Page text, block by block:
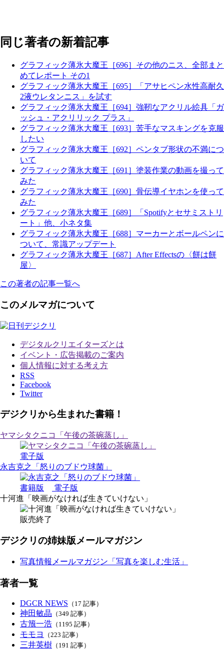
同じ著者の新着記事
グラフィック薄氷大魔王［696］その他のニス、全部まと
めてレポート その1
グラフィック薄氷大魔王［695］「アサヒペン水性高耐久
2液ウレタンニス」を試す
グラフィック薄氷大魔王［694］強靭なアクリル絵具「ガ
ッシュ・アクリリック プラス」
グラフィック薄氷大魔王［693］苦手なマスキングを克服
したい
グラフィック薄氷大魔王［692］ペンタブ形状の不満につ
いて
グラフィック薄氷大魔王［691］塗装作業の動画を撮って
みた
グラフィック薄氷大魔王［690］骨伝導イヤホンを使って
みた
グラフィック薄氷大魔王［689］「Spotifyとセサミストリ
ート」他、小ネタ集
グラフィック薄氷大魔王［688］マーカーとボールペンに
ついて、常識アップデート
グラフィック薄氷大魔王［687］After Effectsの〈餅は餅
屋〉
この著者の記事一覧へ
このメルマガについて
デジタルクリエイターズとは
イベント・広告掲載のご案内
個人情報に対する考え方
RSS
Facebook
Twitter
デジクリから生まれた書籍！
ヤマシタクニコ「午後の茶碗蒸し」
電子版
永吉克之「怒りのブドウ球菌」
書籍版
電子版
十河進「映画がなければ生きていけない」
販売終了
デジクリの姉妹版メールマガジン
写真情報メールマガジン「写真を楽しむ生活」
著者一覧
DGCR NEWS （17 記事）
神田敏晶 （349 記事）
古籏一浩 （1195 記事）
モモヨ （223 記事）
三井英樹 （191 記事）